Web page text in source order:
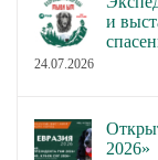
и
24.07.2026
2026»